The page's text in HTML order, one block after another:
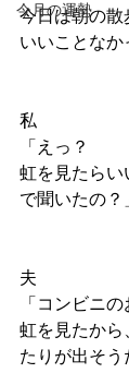
今月の運勢
今日は朝の散
いいことなか
私
「えっ？
虹を見たらい
で聞いたの？
夫
「コンビニの
虹を見たから
たりが出そう